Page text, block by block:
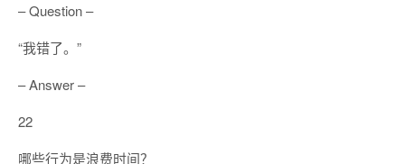
– Question –
“我错了。”
– Answer –
22
哪些行为是浪费时间？